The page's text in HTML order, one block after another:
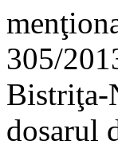
305/
Bistriţa-
dosarul